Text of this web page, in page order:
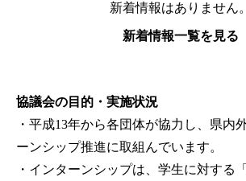
新着情報はありません。
新着情報一覧を見る
協議会の目的・実施状況
・平成13年から各団体が協力し、県内
ーンシップ推進に取組んでいます。
・インターンシップは、学生に対する